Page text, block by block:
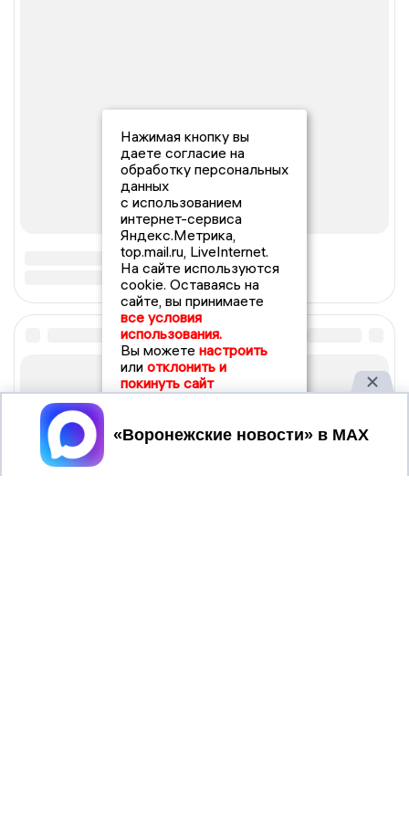
Нажимая кнопку вы
даете согласие на
обработку персональных
данных
с использованием
интернет-сервиса
Яндекс.Метрика,
top.mail.ru, LiveInternet.
На сайте используются
cookie. Оставаясь на
сайте, вы принимаете
все условия
использования.
Вы можете настроить
или отклонить и
покинуть сайт
Принять